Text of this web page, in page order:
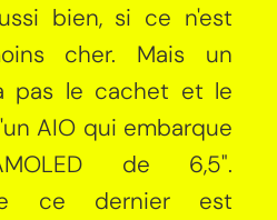
bien, si ce n'est
cher. Mais un
pas le cachet et le
AIO qui embarque
de 6,5".
ce dernier est